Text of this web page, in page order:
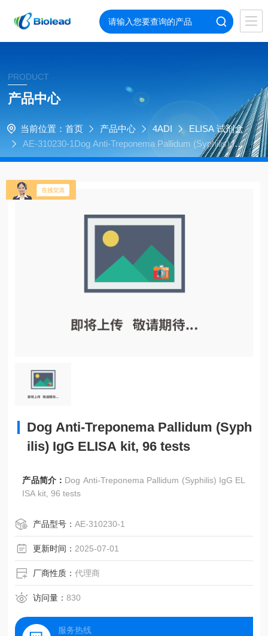
PRODUCT
产品中心
当前位置： 首页 产品中心 4ADI
ELISA 试剂盒
AE-310230-1Dog Anti-Treponema Pallidum (Syphilis) Ig
G ELISA kit, 96 tests
Dog Anti-Treponema Pallidum (Syph
ilis) IgG ELISA kit, 96 tests
产品简介： Dog Anti-Treponema Pallidum (Syphilis) IgG EL
ISA kit, 96 tests
产品型号：AE-310230-1
更新时间： 2025-07-01
厂商性质：代理商
访问量：830
服务热线